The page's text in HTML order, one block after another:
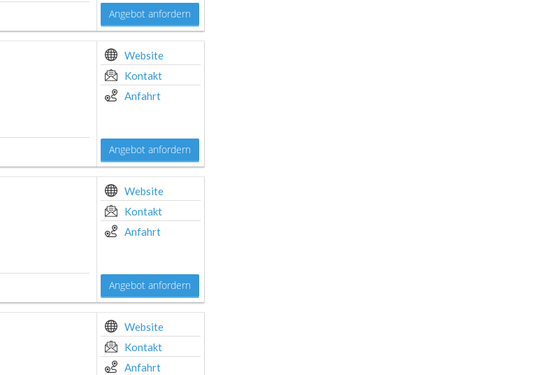
Angebot anfordern
Website
Kontakt
Anfahrt
Angebot anfordern
Website
Kontakt
Anfahrt
Angebot anfordern
Website
Kontakt
Anfahrt